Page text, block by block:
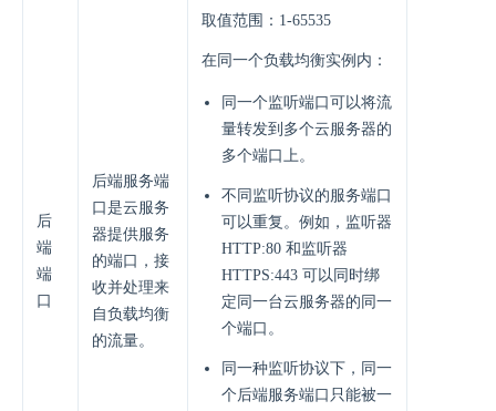
后
端
端
口
后端服务端
口是云服务
器提供服务
的端口，接
收并处理来
自负载均衡
的流量。
取值范围：1-65535
在同一个负载均衡实例内：
同一个监听端口可以将流
量转发到多个云服务器的
多个端口上。
不同监听协议的服务端口
可以重复。例如，监听器
HTTP:80 和监听器
HTTPS:443 可以同时绑
定同一台云服务器的同一
个端口。
同一种监听协议下，同一
个后端服务端口只能被一